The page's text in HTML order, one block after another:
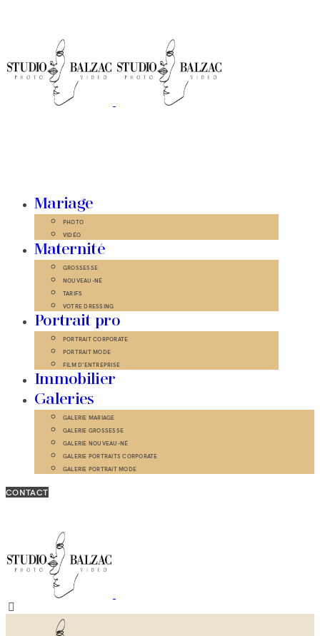
Mariage
PHOTO
VIDÉO
Maternité
GROSSESSE
NOUVEAU-NÉ
TARIFS
VOTRE DRESSING
Portrait pro
PORTRAIT CORPORATE
PORTRAIT MODE
FILM D’ENTREPRISE
Immobilier
Galeries
GALERIE MARIAGE
GALERIE GROSSESSE
GALERIE NOUVEAU-NÉ
GALERIE PORTRAITS CORPORATE
GALERIE PORTRAIT MODE
CONTACT